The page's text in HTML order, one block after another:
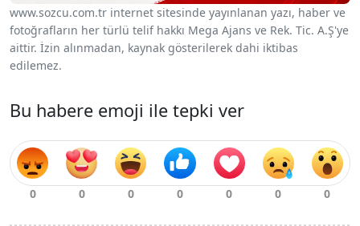
www.sozcu.com.tr internet sitesinde yayınlanan yazı, haber ve
fotoğrafların her türlü telif hakkı Mega Ajans ve Rek. Tic. A.Ş'ye
aittir. İzin alınmadan, kaynak gösterilerek dahi iktibas
edilemez.
Bu habere emoji ile tepki ver